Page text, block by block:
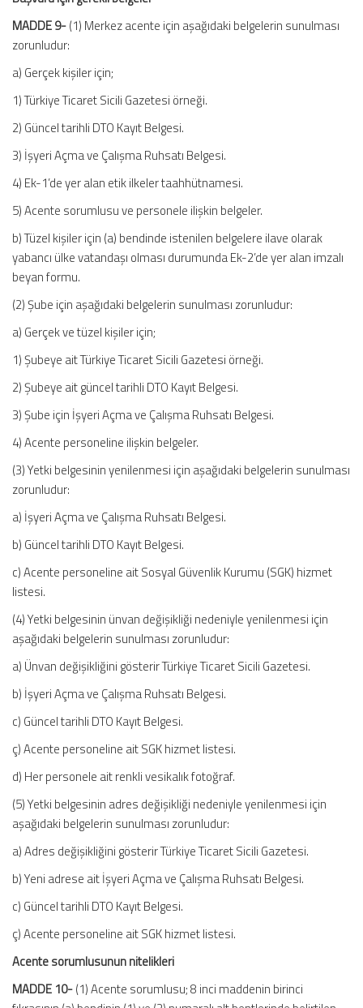
MADDE 9-(1) Merkez acente için aşağıdaki belgelerin sunulması
zorunludur:
a) Gerçek kişiler için;
1) Türkiye Ticaret Sicili Gazetesi örneği.
2) Güncel tarihli DTO Kayıt Belgesi.
3) İşyeri Açma ve Çalışma Ruhsatı Belgesi.
4) Ek-1’de yer alan etik ilkeler taahhütnamesi.
5) Acente sorumlusu ve personele ilişkin belgeler.
b) Tüzel kişiler için (a) bendinde istenilen belgelere ilave olarak
yabancı ülke vatandaşı olması durumunda Ek-2’de yer alan imzalı
beyan formu.
(2) Şube için aşağıdaki belgelerin sunulması zorunludur:
a) Gerçek ve tüzel kişiler için;
1) Şubeye ait Türkiye Ticaret Sicili Gazetesi örneği.
2) Şubeye ait güncel tarihli DTO Kayıt Belgesi.
3) Şube için İşyeri Açma ve Çalışma Ruhsatı Belgesi.
4) Acente personeline ilişkin belgeler.
(3) Yetki belgesinin yenilenmesi için aşağıdaki belgelerin sunulması
zorunludur:
a) İşyeri Açma ve Çalışma Ruhsatı Belgesi.
b) Güncel tarihli DTO Kayıt Belgesi.
c) Acente personeline ait Sosyal Güvenlik Kurumu (SGK) hizmet
listesi.
(4) Yetki belgesinin ünvan değişikliği nedeniyle yenilenmesi için
aşağıdaki belgelerin sunulması zorunludur:
a) Ünvan değişikliğini gösterir Türkiye Ticaret Sicili Gazetesi.
b) İşyeri Açma ve Çalışma Ruhsatı Belgesi.
c) Güncel tarihli DTO Kayıt Belgesi.
ç) Acente personeline ait SGK hizmet listesi.
d) Her personele ait renkli vesikalık fotoğraf.
(5) Yetki belgesinin adres değişikliği nedeniyle yenilenmesi için
aşağıdaki belgelerin sunulması zorunludur:
a) Adres değişikliğini gösterir Türkiye Ticaret Sicili Gazetesi.
b) Yeni adrese ait İşyeri Açma ve Çalışma Ruhsatı Belgesi.
c) Güncel tarihli DTO Kayıt Belgesi.
ç) Acente personeline ait SGK hizmet listesi.
Acente sorumlusunun nitelikleri
MADDE 10-(1) Acente sorumlusu; 8 inci maddenin birinci